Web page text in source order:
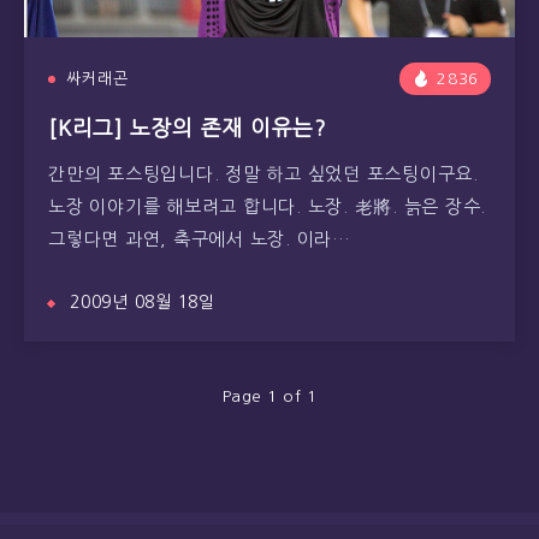
싸커래곤 2836
[K리그] 노장의 존재 이유는?
간만의 포스팅입니다. 정말 하고 싶었던 포스팅이구요.
노장 이야기를 해보려고 합니다. 노장. 老將. 늙은 장수.
그렇다면 과연, 축구에서 노장. 이라…
2009년 08월 18일
Page 1 of 1